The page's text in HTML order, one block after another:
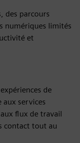
des parcours
numériques limités
et
de
services
flux de travail
contact tout au